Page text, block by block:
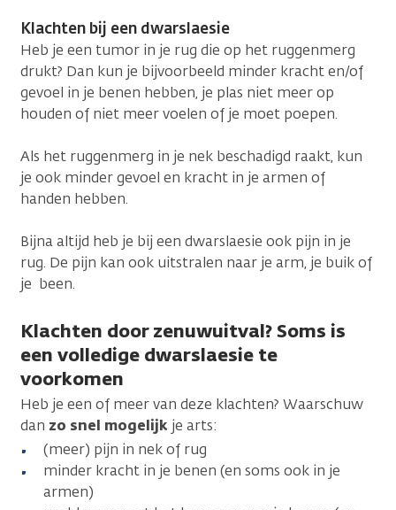
Klachten bij een dwarslaesie
Heb je een tumor in je rug die op het ruggenmerg
drukt? Dan kun je bijvoorbeeld minder kracht en/of
gevoel in je benen hebben, je plas niet meer op
houden of niet meer voelen of je moet poepen.
Als het ruggenmerg in je nek beschadigd raakt, kun
je ook minder gevoel en kracht in je armen of
handen hebben.
Bijna altijd heb je bij een dwarslaesie ook pijn in je
rug. De pijn kan ook uitstralen naar je arm, je buik of
je been.
Klachten door zenuwuitval? Soms is
een volledige dwarslaesie te
voorkomen
Heb je een of meer van deze klachten? Waarschuw
dan zo snel mogelijk je arts:
(meer) pijn in nek of rug
minder kracht in je benen (en soms ook in je
armen)